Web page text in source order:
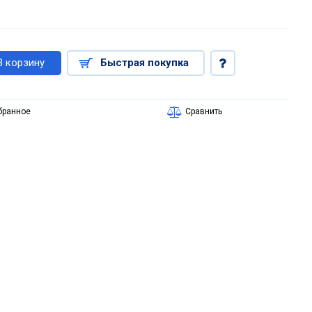
корзину Быстрая покупка
Сравнить